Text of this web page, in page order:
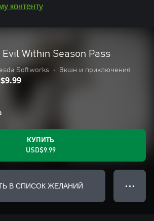
контенту
Evil Within Season Pass
Softworks • Экшн и приключения
КУПИТЬ
USD$9.99
В СПИСОК ЖЕЛАНИЙ ● ● ●